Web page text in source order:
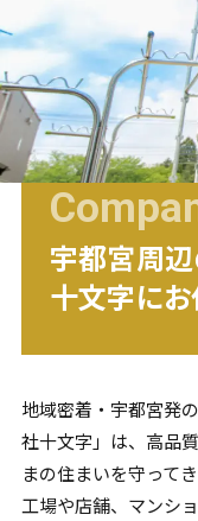
宇都宮周
十文字にお
地域密着・ 宇都宮発
社十文字」は、高品
まの住まいを守ってき
工場や店舗、マンシ